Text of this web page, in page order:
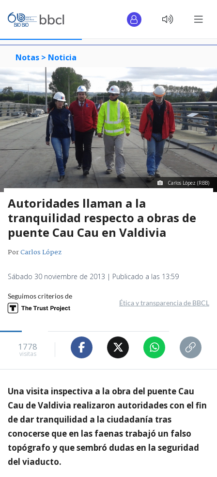
Notas > Noticia
Carlos López (RBB)
Autoridades llaman a la
tranquilidad respecto a obras de
puente Cau Cau en Valdivia
PorCarlos López
Sábado 30 noviembre de 2013 | Publicado a las 13:59
Seguimos criterios de
Ética y transparencia de BBCL
1778
visitas
Una visita inspectiva a la obra del puente Cau
Cau de Valdivia realizaron autoridades con el fin
de dar tranquilidad a la ciudadanía tras
conocerse que en las faenas trabajó un falso
topógrafo y que sembró dudas en la seguridad
del viaducto.